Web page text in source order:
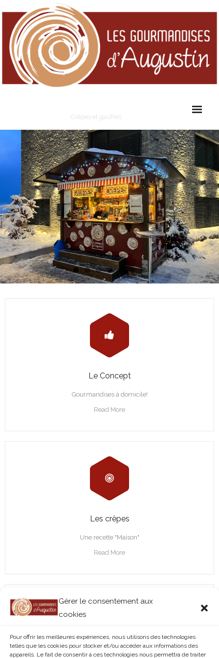
Gérer le consentement aux
cookies
Pour offrir les meilleures expériences, nous utilisons des technologies
telles que les cookies pour stocker et/ou accéder aux informations des
appareils. Le fait de consentir à ces technologies nous permettra de traiter
Crêpes et gaufres
Cart (0Items)
Le Concept
Gourmandises à domicile!
Read More
Les crêpes
Une recette "Maison"
Read More